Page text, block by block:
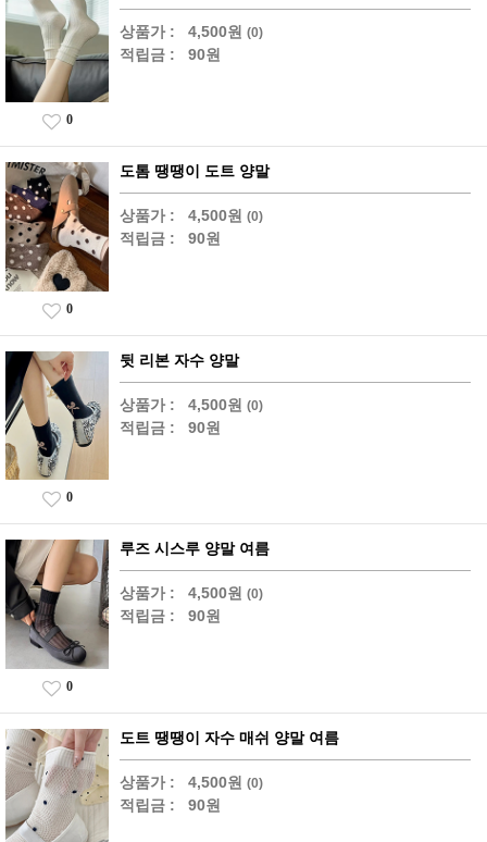
상품가 : 4,500원 (0)
적립금 : 90원
0
도톰 땡땡이 도트 양말
상품가 : 4,500원 (0)
적립금 : 90원
0
뒷 리본 자수 양말
상품가 : 4,500원 (0)
적립금 : 90원
0
루즈 시스루 양말 여름
상품가 : 4,500원 (0)
적립금 : 90원
0
도트 땡땡이 자수 매쉬 양말 여름
상품가 : 4,500원 (0)
적립금 : 90원